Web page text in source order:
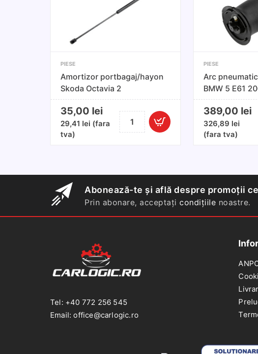
PIESE
Amortizor portbagaj/hayon
Skoda Octavia 2
35,00 lei
29,41 lei (fara
tva)
Cantitate
Amortizor
2
PIESE
Arc
BMW 5 E61
Stanga/
389,00 lei
326,89 lei
(fara tva)
Abonează-te și află despre promoții
Prin abonare, acceptați condițiile noastre.
Tel: +40 772 256 545
Email: office@carlogic.ro